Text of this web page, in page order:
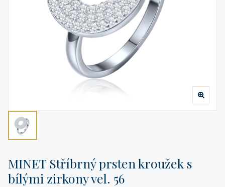
MINET Stříbrný prsten kroužek s
bílými zirkony vel. 56